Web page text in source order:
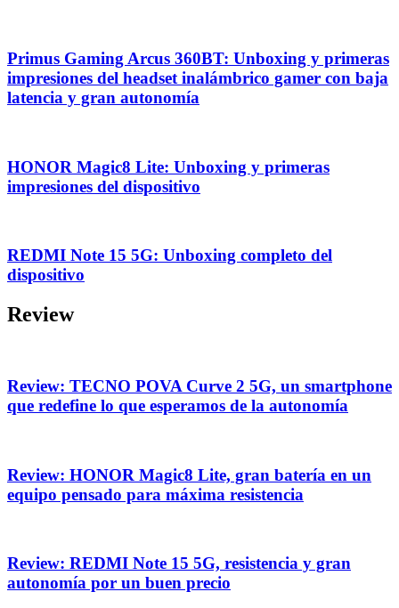
Primus Gaming Arcus 360BT: Unboxing y primeras
impresiones del headset inalámbrico gamer con baja
latencia y gran autonomía
HONOR Magic8 Lite: Unboxing y primeras
impresiones del dispositivo
REDMI Note 15 5G: Unboxing completo del
dispositivo
Review
Review: TECNO POVA Curve 2 5G, un smartphone
que redefine lo que esperamos de la autonomía
Review: HONOR Magic8 Lite, gran batería en un
equipo pensado para máxima resistencia
Review: REDMI Note 15 5G, resistencia y gran
autonomía por un buen precio